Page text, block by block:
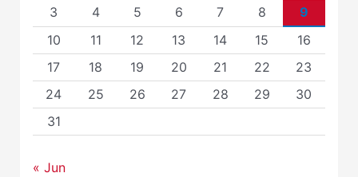
3
4 5 6 7 8
9
10
11 12 13 14 15
16
17
18 19 20 21 22
23
24
25 26 27 28 29
30
31
« Jun